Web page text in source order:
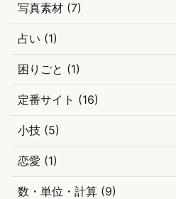
写真素材 (7)
占い (1)
困りごと (1)
定番サイト (16)
小技 (5)
恋愛 (1)
数・単位・計算 (9)